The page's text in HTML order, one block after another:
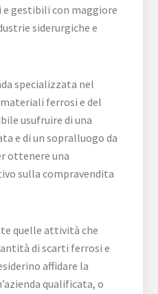
gestibili con maggiore
siderurgiche e
specializzata nel
ferrosi e del
usufruire di una
e di un sopralluogo da
ottenere una
sulla compravendita
quelle attività che
di scarti ferrosi e
affidare la
qualificata, o